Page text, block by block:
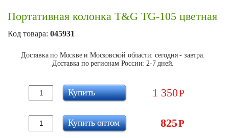
Портативная колонка T&G TG-105 цветная
Код товара: 045931
Доставка по Москве и Московской области: сегодня - завтра.
Доставка по регионам России: 2-7 дней.
1 350Р
Купить
825Р
Купить оптом